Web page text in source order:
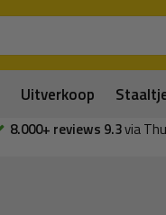
Uitverkoop
8.000+ reviews 9.3via